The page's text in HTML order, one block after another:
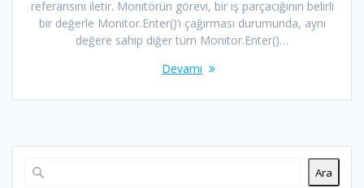
referansını iletir. Monitörün görevi, bir iş parçacığının belirli
bir değerle Monitor.Enter()’ı çağırması durumunda, aynı
değere sahip diğer tüm Monitor.Enter()…
Devamı
Ara